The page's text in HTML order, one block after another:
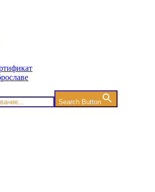
Search Button